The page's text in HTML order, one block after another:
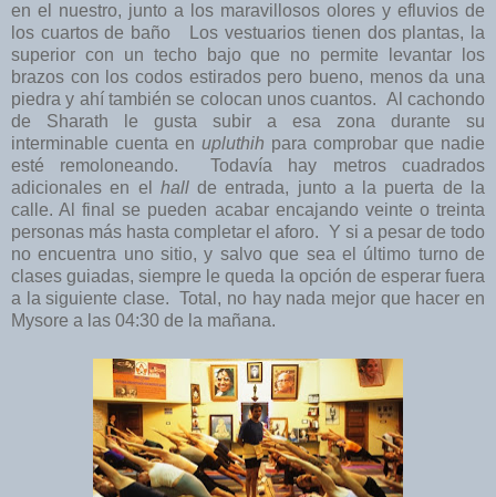
en el nuestro, junto a los maravillosos olores y efluvios de
los cuartos de baño Los vestuarios tienen dos plantas, la
superior con un techo bajo que no permite levantar los
brazos con los codos estirados pero bueno, menos da una
piedra y ahí también se colocan unos cuantos. Al cachondo
de Sharath le gusta subir a esa zona durante su
interminable cuenta en upluthih para comprobar que nadie
esté remoloneando. Todavía hay metros cuadrados
adicionales en el hallde entrada, junto a la puerta de la
calle. Al final se pueden acabar encajando veinte o treinta
personas más hasta completar el aforo. Y si a pesar de todo
no encuentra uno sitio, y salvo que sea el último turno de
clases guiadas, siempre le queda la opción de esperar fuera
a la siguiente clase. Total, no hay nada mejor que hacer en
Mysore a las 04:30 de la mañana.